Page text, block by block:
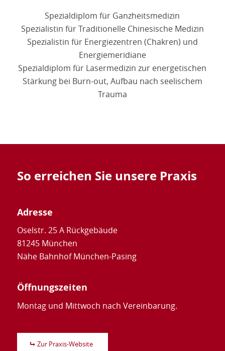
Spezialdiplom für Ganzheitsmedizin
Spezialistin für Traditionelle Chinesische Medizin
Spezialistin für Energiezentren (Chakren) und
Energiemeridiane
Spezialdiplom für Lasermedizin zur energetischen
Stärkung bei Burn-out, Aufbau nach seelischem
Trauma
So erreichen Sie unsere Praxis
Adresse
Oselstr. 25 A Rückgebäude
81245 München
Nähe Bahnhof München-Pasing
Öffnungszeiten
Montag und Mittwoch nach Vereinbarung.
Zur Praxis-Website